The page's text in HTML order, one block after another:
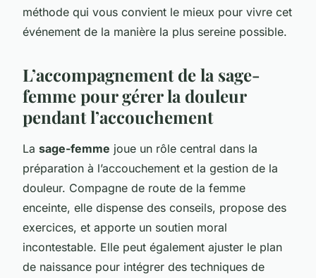
méthode qui vous convient le mieux pour vivre cet
événement de la manière la plus sereine possible.
L’accompagnement de la sage-
femme pour gérer la douleur
pendant l’accouchement
La sage-femme joue un rôle central dans la
préparation à l’accouchement et la gestion de la
douleur. Compagne de route de la femme
enceinte, elle dispense des conseils, propose des
exercices, et apporte un soutien moral
incontestable. Elle peut également ajuster le plan
de naissance pour intégrer des techniques de